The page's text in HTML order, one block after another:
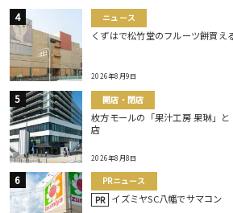
ニュース
くずはで松竹堂のフルーツ餅買え
2026年8月9日
開店・閉店
枚方モールの「果汁工房 果琳」
店
2026年8月8日
PRニュース
PR イズミヤSC八幡でサマコン